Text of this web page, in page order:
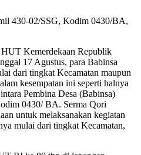
430-02/SSG, Kodim 0430/BA,
Kemerdekaan Republik
17 Agustus, para Babinsa
dari tingkat Kecamatan maupun
kesempatan ini seperti halnya
Pembina Desa (Babinsa)
0430/ BA. Serma Qori
untuk melaksanakan kegiatan
mulai dari tingkat Kecamatan,